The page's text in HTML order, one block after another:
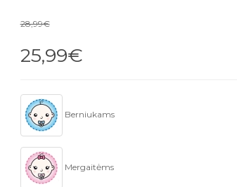
28,99€
25,99€
Berniukams
Mergaitėms